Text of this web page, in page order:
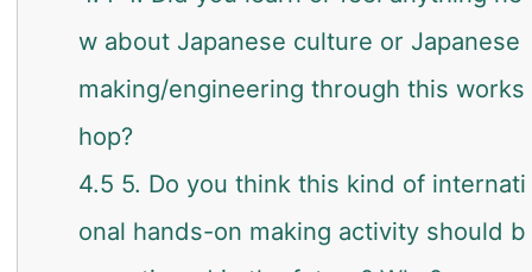
w about Japanese culture or Japanese
making/engineering through this works
hop?
4.5 5. Do you think this kind of internati
onal hands-on making activity should b